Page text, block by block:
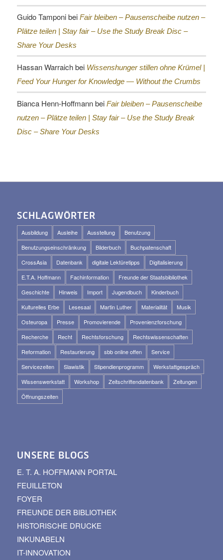
Guido Tamponibei Fair bleiben – Pausenscheibe nutzen –
Plätze teilen | Stay fair – Use the Study Break Disc –
Share Your Desks
Hassan Warraichbei Wissenshunger stillen ohne Krümel |
Feed Your Hunger for Knowledge — Without the Crumbs
Bianca Henn-Hoffmannbei Fair bleiben – Pausenscheibe
nutzen – Plätze teilen | Stay fair – Use the Study Break
Disc – Share Your Desks
SCHLAGWÖRTER
Ausbildung Ausleihe Ausstellung
Benutzung
Benutzungseinschränkung
Bilderbuch
Buchpatenschaft
CrossAsia
Datenbank digitale Lektüretipps
Digitalisierung
E.T.A. Hoffmann
Fachinformation
Freunde der Staatsbibliothek
Geschichte
Hinweis Import Jugendbuch
Kinderbuch
Kulturelles Erbe
Lesesaal Martin Luther Materialität
Musik
Osteuropa
Presse Promovierende
Provenienzforschung
Recherche
Recht Rechtsforschung
Rechtswissenschaften
Reformation
Restaurierung sbb online offen
Service
Servicezeiten
Slawistik Stipendienprogramm
Werkstattgespräch
Wissenswerkstatt
Workshop Zeitschriftendatenbank
Zeitungen
Öffnungszeiten
UNSERE BLOGS
E. T. A. HOFFMANN PORTAL
FEUILLETON
FOYER
FREUNDE DER BIBLIOTHEK
HISTORISCHE DRUCKE
INKUNABELN
IT-INNOVATION